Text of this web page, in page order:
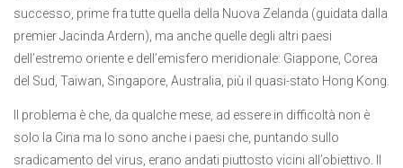
successo, prime fra tutte quella della Nuova Zelanda (guidata dalla
premier Jacinda Ardern), ma anche quelle degli altri paesi
dell’estremo oriente e dell’emisfero meridionale: Giappone, Corea
del Sud, Taiwan, Singapore, Australia, più il quasi-stato Hong Kong.
Il problema è che, da qualche mese, ad essere in difficoltà non è
solo la Cina ma lo sono anche i paesi che, puntando sullo
sradicamento del virus, erano andati piuttosto vicini all’obiettivo. Il